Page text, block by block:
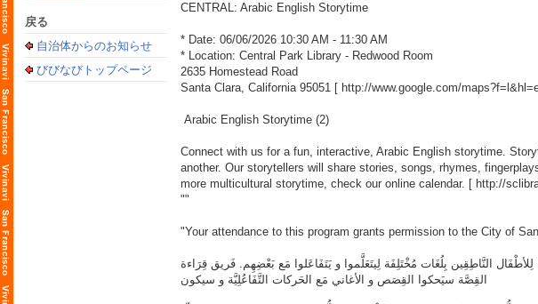
戻る
自治体からのお知らせ
びびなびトップページ
CENTRAL: Arabic English Storytime
* Date: 06/06/2026 10:30 AM - 11:30 AM
* Location: Central Park Library - Redwood Room
2635 Homestead Road
Santa Clara, California 95051 [ http://www.google.com/
Arabic English Storytime (2)
Connect with us for a fun, interactive, Arabic English storytime.
another. Our storytellers will share stories, songs, rhymes,
more multicultural storytime, check our online calendar. [ http://
""
"Your attendance to this program grants permission to the City of
النَّاطِقِين بِلُغَات مُخْتَلِفَة لِيتَعَلَّموا و يَتَفَاعَلوا مَع بَعْضِهِم. فَريق قِرَاءة
القِصَّة سيَحكوا القِصَص و الأغاني مَع الحَركات التَّفَاعُلِيَّة و سيكون